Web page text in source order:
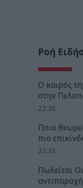
Ροή
Ο καιρός
στην
22:36
Ποιο
πιο
22:35
Πωλείται